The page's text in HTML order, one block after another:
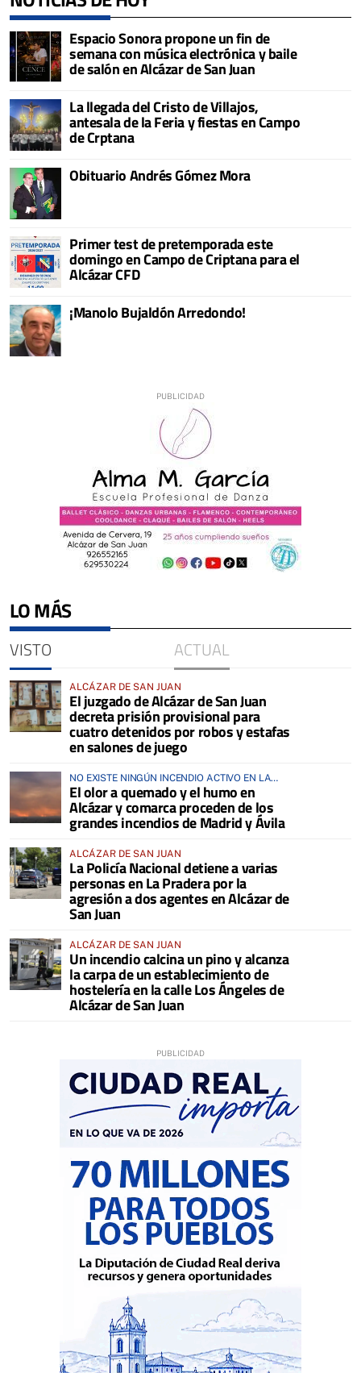
Espacio Sonora propone un fin de
semana con música electrónica y baile
de salón en Alcázar de San Juan
La llegada del Cristo de Villajos,
antesala de la Feria y fiestas en Campo
de Crptana
Obituario Andrés Gómez Mora
Primer test de pretemporada este
domingo en Campo de Criptana para el
Alcázar CFD
¡Manolo Bujaldón Arredondo!
LO MÁS
VISTO ACTUAL
ALCÁZAR DE SAN JUAN
El juzgado de Alcázar de San Juan
decreta prisión provisional para
cuatro detenidos por robos y estafas
en salones de juego
NO EXISTE NINGÚN INCENDIO ACTIVO EN LA
COMARCA
El olor a quemado y el humo en
Alcázar y comarca proceden de los
grandes incendios de Madrid y Ávila
ALCÁZAR DE SAN JUAN
La Policía Nacional detiene a varias
personas en La Pradera por la
agresión a dos agentes en Alcázar de
San Juan
ALCÁZAR DE SAN JUAN
Un incendio calcina un pino y alcanza
la carpa de un establecimiento de
hostelería en la calle Los Ángeles de
Alcázar de San Juan